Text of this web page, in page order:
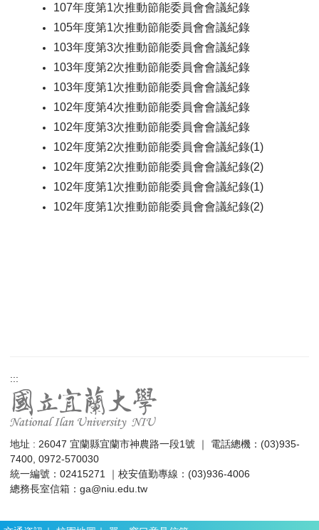
107年度第1次推動節能委員會會議紀錄
105年度第1次推動節能委員會會議紀錄
103年度第3次推動節能委員會會議紀錄
103年度第2次推動節能委員會會議紀錄
103年度第1次推動節能委員會會議紀錄
102年度第4次推動節能委員會會議紀錄
102年度第3次推動節能委員會會議紀錄
102年度第2次推動節能委員會會議紀錄(1)
102年度第2次推動節能委員會會議紀錄(2)
102年度第1次推動節能委員會會議紀錄(1)
102年度第1次推動節能委員會會議紀錄(2)
:::
地址 : 26047 宜蘭縣宜蘭市神農路一段1號 ｜ 電話總機：(03)935-
7400, 0972-570030
統一編號：02415271 ｜校安值勤專線：(03)936-4006
總務長室信箱： ga@niu.edu.tw